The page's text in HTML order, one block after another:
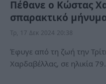
Πέθανε ο Κώστας
σπαρακτικό
Τρ, 17 Δεκ 2024 20:38
Έφυγε από τη ζωή την
Χαρδαβέλλας, σε ηλικία